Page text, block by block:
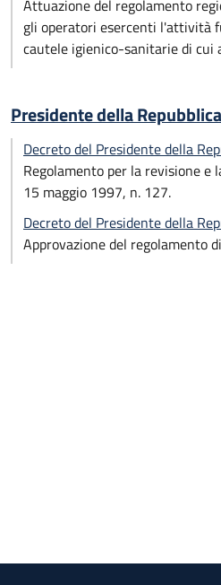
Attuazione del regolamento
gli operatori esercenti l'attività
cautele igienico-sanitarie di cui
Presidente della Repubblica
Decreto del Presidente della
Regolamento per la revisione
15 maggio 1997, n. 127.
Decreto del Presidente della
Approvazione del regolamento